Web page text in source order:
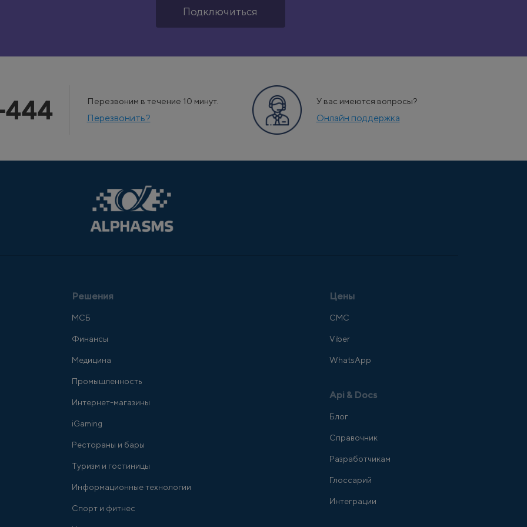
Подключиться
Перезвоним в течение 10 минут.
Перезвонить?
У вас имеются вопросы?
Онлайн поддержка
Решения
МСБ
Финансы
Медицина
Промышленность
Интернет-магазины
iGaming
Рестораны и бары
Туризм и гостиницы
Информационные технологии
Спорт и фитнес
Цены
СМС
Viber
WhatsApp
Api & Docs
Блог
Справочник
Разработчикам
Глоссарий
Интеграции